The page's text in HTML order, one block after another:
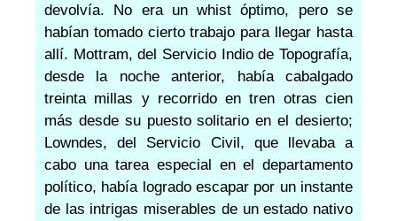
devolvía. No era un whist óptimo, pero se
habían tomado cierto trabajo para llegar hasta
allí. Mottram, del Servicio Indio de Topografía,
desde la noche anterior, había cabalgado
treinta millas y recorrido en tren otras cien
más desde su puesto solitario en el desierto;
Lowndes, del Servicio Civil, que llevaba a
cabo una tarea especial en el departamento
político, había logrado escapar por un instante
de las intrigas miserables de un estado nativo